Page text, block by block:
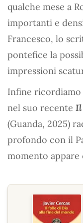
qualche mese a
importanti e
Francesco, lo
pontefice la
impressioni
Infine ricordiamo
nel suo recente Il
(Guanda, 2025)
profondo con il
momento